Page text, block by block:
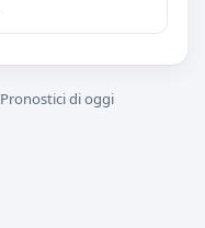
Pronostici di oggi